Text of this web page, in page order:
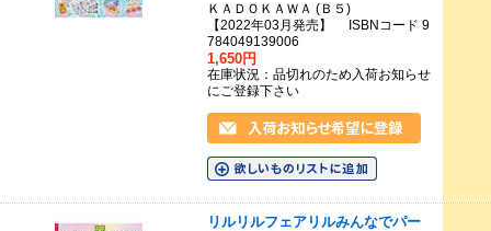
ＫＡＤＯＫＡＷＡ (Ｂ５)
【2022年03月発売】 ISBNコード 9
784049139006
1,650円
在庫状況：品切れのため入荷お知らせ
にご登録下さい
リルリルフェアリルみんなでパー